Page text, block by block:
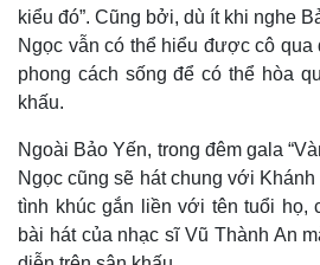
Thế giới
Quan sát
kiểu đó”. Cũng bởi, dù ít khi nghe
Ngọc vẫn có thể hiểu được cô qua
phong cách sống để có thể hòa
khấu.
Ngoài Bảo Yến, trong đêm gala
Ngọc cũng sẽ hát chung với
tình khúc gắn liền với tên tuổi họ,
bài hát của nhạc sĩ Vũ Thành An